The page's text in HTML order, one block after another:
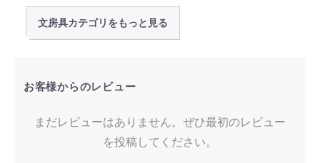
文房具カテゴリをもっと見る
お客様からのレビュー
まだレビューはありません。ぜひ最初のレビュー
を投稿してください。